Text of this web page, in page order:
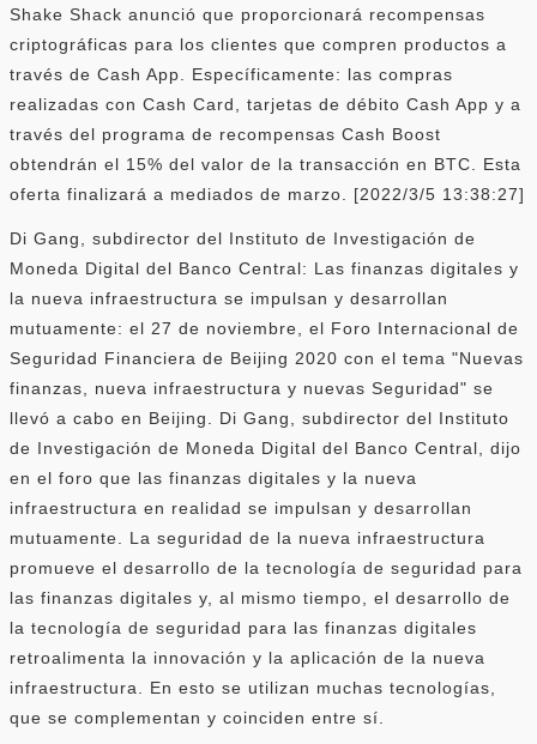
Shake Shack anunció que proporcionará recompensas
criptográficas para los clientes que compren productos a
través de Cash App. Específicamente: las compras
realizadas con Cash Card, tarjetas de débito Cash App y a
través del programa de recompensas Cash Boost
obtendrán el 15% del valor de la transacción en BTC. Esta
oferta finalizará a mediados de marzo. [2022/3/5 13:38:27]
Di Gang, subdirector del Instituto de Investigación de
Moneda Digital del Banco Central: Las finanzas digitales y
la nueva infraestructura se impulsan y desarrollan
mutuamente: el 27 de noviembre, el Foro Internacional de
Seguridad Financiera de Beijing 2020 con el tema "Nuevas
finanzas, nueva infraestructura y nuevas Seguridad" se
llevó a cabo en Beijing. Di Gang, subdirector del Instituto
de Investigación de Moneda Digital del Banco Central, dijo
en el foro que las finanzas digitales y la nueva
infraestructura en realidad se impulsan y desarrollan
mutuamente. La seguridad de la nueva infraestructura
promueve el desarrollo de la tecnología de seguridad para
las finanzas digitales y, al mismo tiempo, el desarrollo de
la tecnología de seguridad para las finanzas digitales
retroalimenta la innovación y la aplicación de la nueva
infraestructura. En esto se utilizan muchas tecnologías,
que se complementan y coinciden entre sí.